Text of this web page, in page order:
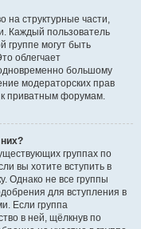
на структурные части,
Каждый пользователь
группе могут быть
облегчает
большому
модераторских прав
к приватным форумам.
группах по
вы хотите вступить в
Однако не все группы
для вступления в
Если группа
в ней, щёлкнув по